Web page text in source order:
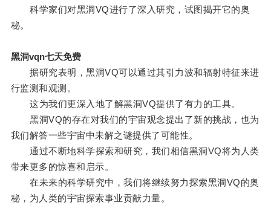
科学家们对黑洞VQ进行了深入研究，试图揭开它的奥
秘。
黑洞vqn七天免费
据研究表明，黑洞VQ可以通过其引力波和辐射特征来进
行监测和观测。
这为我们更深入地了解黑洞VQ提供了有力的工具。
黑洞VQ的存在对我们的宇宙观念提出了新的挑战，也为
我们解答一些宇宙中未解之谜提供了可能性。
通过不断地科学探索和研究，我们相信黑洞VQ将为人类
带来更多的惊喜和启示。
在未来的科学研究中，我们将继续努力探索黑洞VQ的奥
秘，为人类的宇宙探索事业贡献力量。